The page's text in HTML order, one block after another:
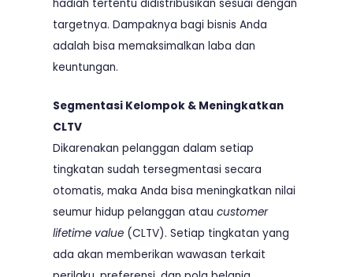
hadiah tertentu didistribusikan sesuai dengan
targetnya. Dampaknya bagi bisnis Anda
adalah bisa memaksimalkan laba dan
keuntungan.
Segmentasi Kelompok & Meningkatkan
CLTV
Dikarenakan pelanggan dalam setiap
tingkatan sudah tersegmentasi secara
otomatis, maka Anda bisa meningkatkan nilai
seumur hidup pelanggan atau customer
lifetime value (CLTV). Setiap tingkatan yang
ada akan memberikan wawasan terkait